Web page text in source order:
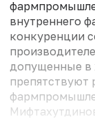
внутреннего
конкуренции
допущенные в
препятствуют